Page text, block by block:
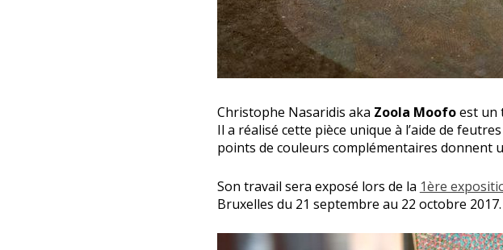
Christophe Nasaridis aka Zoola Moofoest un
Il a réalisé cette pièce unique à l’aide de
points de couleurs complémentaires donnent
Son travail sera exposé lors de la 1ère
Bruxelles du 21 septembre au 22 octobre